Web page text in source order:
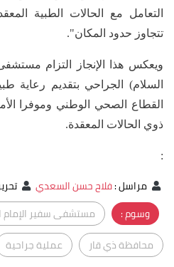
التعامل مع الحالات الطبية
تتجاوز حدود المكان".
ويعكس هذا الإنجاز التزام
السلام) الجراحي بتقديم رعاية
القطاع الصحي الوطني وموفرا
ذوي الحالات المعقدة.
:
مراسل:فلاح حسن السعدي
وسوم :
مستشفى سفير الإمام
محافظة ذي قار
عملية جراحية